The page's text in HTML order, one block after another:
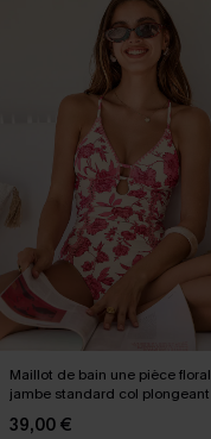
Maillot de bain une pièce floral
jambe standard col plongeant
39,00 €